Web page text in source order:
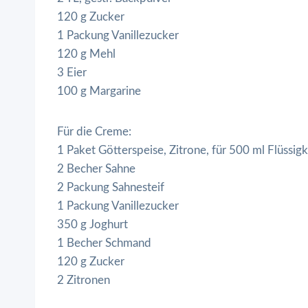
120 g Zucker
1 Packung Vanillezucker
120 g Mehl
3 Eier
100 g Margarine
Für die Creme:
1 Paket Götterspeise, Zitrone, für 500 ml
2 Becher Sahne
2 Packung Sahnesteif
1 Packung Vanillezucker
350 g Joghurt
1 Becher Schmand
120 g Zucker
2 Zitronen